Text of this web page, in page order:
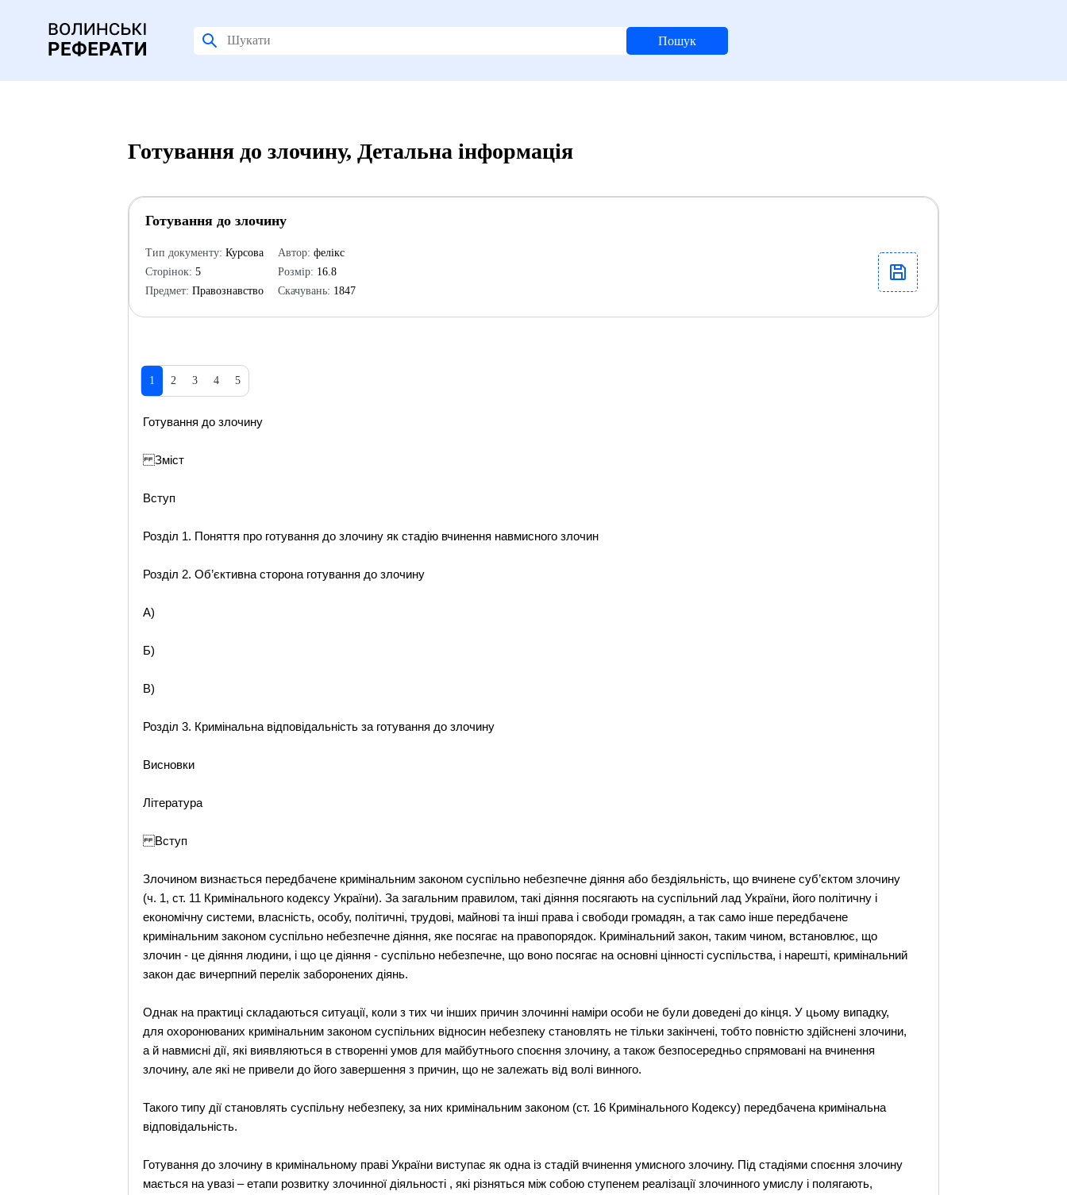
Пошук
Готування до злочину, Детальна інформація
Готування до злочину
Тип документу: Курсова
Сторінок: 5
Предмет: Правознавство
Автор: фелікс
Розмір: 16.8
Скачувань: 1847
1 2 3 4 5
Готування до злочину
Зміст
Вступ
Розділ 1. Поняття про готування до злочину як стадію вчинення навмисного злочин
Розділ 2. Об’єктивна сторона готування до злочину
А)
Б)
В)
Розділ 3. Кримінальна відповідальність за готування до злочину
Висновки
Література
Вступ
Злочином визнається передбачене кримінальним законом суспільно небезпечне діяння або бездіяльність, що вчинене суб’єктом злочину
(ч. 1, ст. 11 Кримінального кодексу України). За загальним правилом, такі діяння посягають на суспільний лад України, його політичну і
економічну системи, власність, особу, політичні, трудові, майнові та інші права і свободи громадян, а так само інше передбачене
кримінальним законом суспільно небезпечне діяння, яке посягає на правопорядок. Кримінальний закон, таким чином, встановлює, що
злочин - це діяння людини, і що це діяння - суспільно небезпечне, що воно посягає на основні цінності суспільства, і нарешті, кримінальний
закон дає вичерпний перелік заборонених діянь.
Однак на практиці складаються ситуації, коли з тих чи інших причин злочинні наміри особи не були доведені до кінця. У цьому випадку,
для охоронюваних кримінальним законом суспільних відносин небезпеку становлять не тільки закінчені, тобто повністю здійснені злочини,
а й навмисні дії, які виявляються в створенні умов для майбутнього споєння злочину, а також безпосередньо спрямовані на вчинення
злочину, але які не привели до його завершення з причин, що не залежать від волі винного.
Такого типу дії становлять суспільну небезпеку, за них кримінальним законом (ст. 16 Кримінального Кодексу) передбачена кримінальна
відповідальність.
Готування до злочину в кримінальному праві України виступає як одна із стадій вчинення умисного злочину. Під стадіями споєння злочину
мається на увазі – етапи розвитку злочинної діяльності , які різняться між собою ступенем реалізації злочинного умислу і полягають,